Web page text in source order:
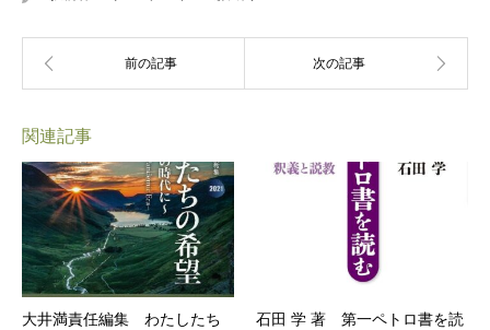
関連記事
大井満責任編集 わたしたち
石田 学 著 第一ペトロ書を読